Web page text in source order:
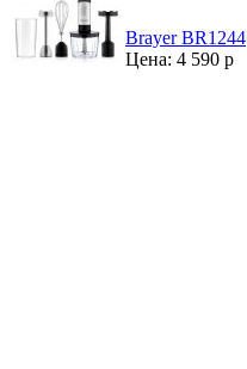
Brayer BR1244
Цена: 4 590 р